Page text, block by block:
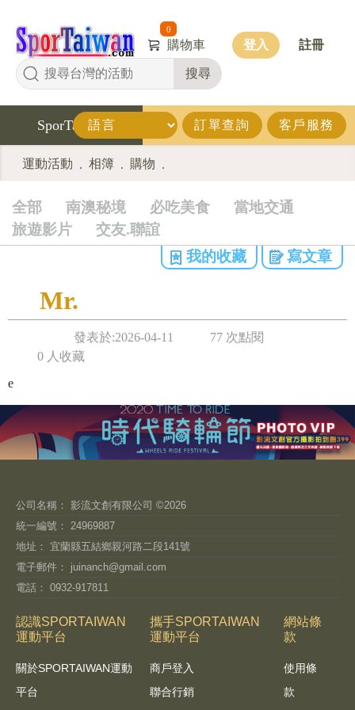
搜尋
0
購物車 登入 註冊
SporTaiwan 訂單查詢 客戶服務
運動活動 . 相簿 . 購物 .
全部 南澳秘境 必吃美食
當地交通
旅遊影片
交友.聯誼
我的收藏
寫文章
Mr.
發表於:2026-04-11
77 次點閱
0 人收藏
e
公司名稱： 影流文創有限公司 ©2026
統一編號： 24969887
地址： 宜蘭縣五結鄉親河路二段141號
電子郵件： juinanch@gmail.com
電話： 0932-917811
認識SPORTAIWAN
運動平台
關於SPORTAIWAN運動
平台
攜手SPORTAIWAN
運動平台
商戶登入
聯合行銷
網站條
款
使用條
款